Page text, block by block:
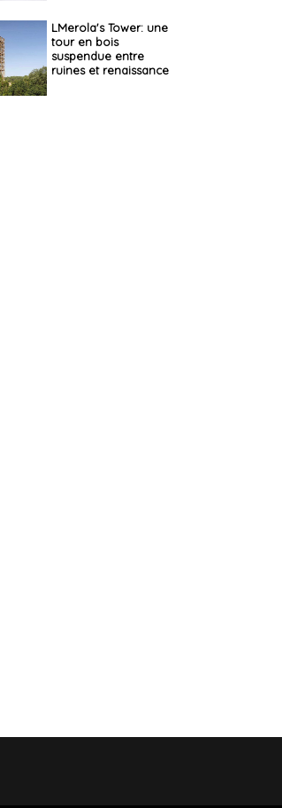
LMerola's Tower: une
tour en bois
suspendue entre
ruines et renaissance